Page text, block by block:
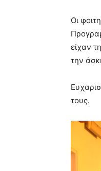
Οι
είχαν
την
τους.